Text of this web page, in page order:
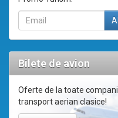
Bilete de avion
Oferte de la toate
transport aerian clasice!